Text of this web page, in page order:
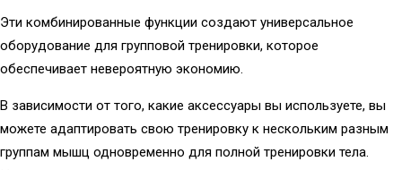
Эти комбинированные функции создают универсальное
оборудование для групповой тренировки, которое
обеспечивает невероятную экономию.
В зависимости от того, какие аксессуары вы используете, вы
можете адаптировать свою тренировку к нескольким разным
группам мышц одновременно для полной тренировки тела.